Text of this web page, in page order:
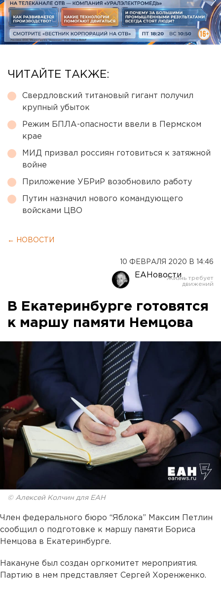
ЧИТАЙТЕ ТАКЖЕ:
Свердловский титановый гигант получил
крупный убыток
Режим БПЛА-опасности ввели в Пермском
крае
МИД призвал россиян готовиться к затяжной
войне
Приложение УБРиР возобновило работу
Путин назначил нового командующего
войсками ЦВО
← НОВОСТИ
10 ФЕВРАЛЯ 2020 В 14:46
ЕАНовости
В Екатеринбурге готовятся
к маршу памяти Немцова
© Алексей Колчин для ЕАН
Член федерального бюро “Яблока” Максим Петлин
сообщил о подготовке к маршу памяти Бориса
Немцова в Екатеринбурге.
Накануне был создан оргкомитет мероприятия.
Партию в нем представляет Сергей Хоренженко.